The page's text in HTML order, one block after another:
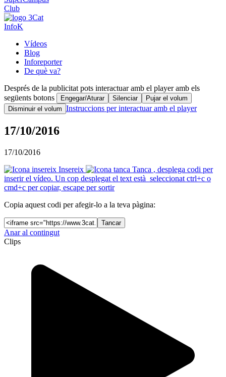
Club
InfoK
Vídeos
Blog
Inforeporter
De què va?
Després de la publicitat pots interactuar amb el player amb els
següents botons
Engegar/Aturar Silenciar
Pujar el volum
Disminuir el volum Instruccions per interactuar amb el player
17/10/2016
17/10/2016
Insereix
Tanca , desplega codi per
inserir el vídeo. Un cop desplegat el text està seleccionat ctrl+c o
cmd+c per copiar, escape per sortir
Copia aquest codi per afegir-lo a la teva pàgina:
Tancar
Anar al contingut
Clips